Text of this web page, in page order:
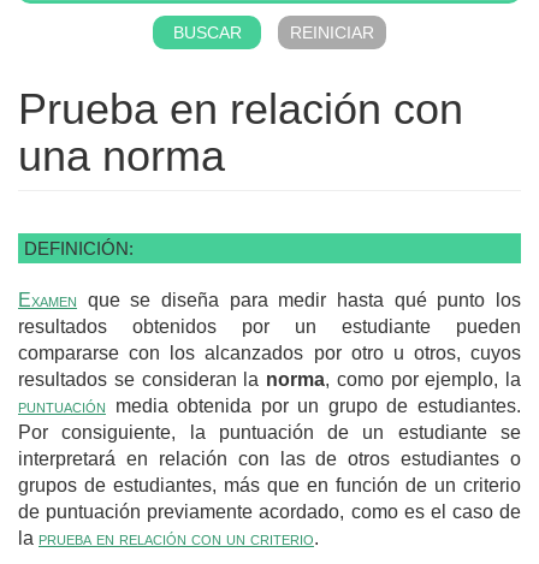
Prueba en relación con
una norma
DEFINICIÓN:
Examen que se diseña para medir hasta qué punto los
resultados obtenidos por un estudiante pueden
compararse con los alcanzados por otro u otros, cuyos
resultados se consideran la norma, como por ejemplo, la
puntuación media obtenida por un grupo de estudiantes.
Por consiguiente, la puntuación de un estudiante se
interpretará en relación con las de otros estudiantes o
grupos de estudiantes, más que en función de un criterio
de puntuación previamente acordado, como es el caso de
la prueba en relación con un criterio.